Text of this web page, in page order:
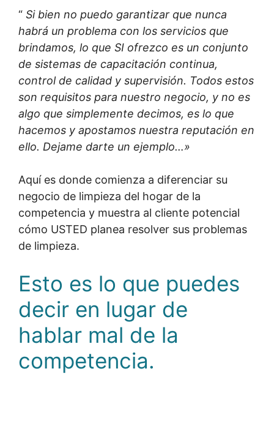
“ Si bien no puedo garantizar que nunca
habrá un problema con los servicios que
brindamos, lo que SI ofrezco es un conjunto
de sistemas de capacitación continua,
control de calidad y supervisión. Todos estos
son requisitos para nuestro negocio, y no es
algo que simplemente decimos, es lo que
hacemos y apostamos nuestra reputación en
ello. Dejame darte un ejemplo…»
Aquí es donde comienza a diferenciar su
negocio de limpieza del hogar de la
competencia y muestra al cliente potencial
cómo USTED planea resolver sus problemas
de limpieza.
Esto es lo que puedes
decir en lugar de
hablar mal de la
competencia.